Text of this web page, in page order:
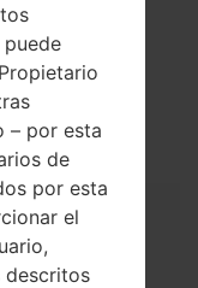
LTE
LTE
– por esta
de
por esta
el
descritos